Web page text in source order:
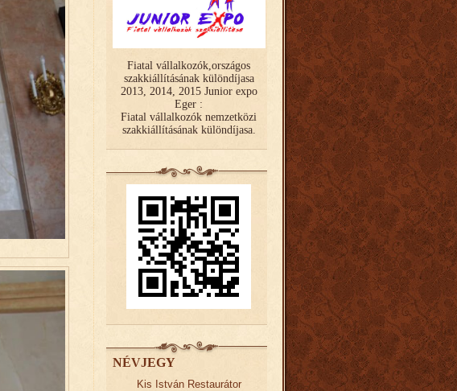
Fiatal vállalkozók,országos
szakkiállításának különdíjasa
2013, 2014, 2015 Junior expo
Eger :
Fiatal vállalkozók nemzetközi
szakkiállításának különdíjasa.
NÉVJEGY
Kis István Restaurátor